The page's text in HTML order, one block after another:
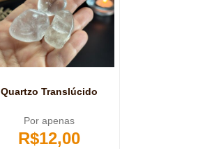
Quartzo Translúcido
Por apenas
R$12,00